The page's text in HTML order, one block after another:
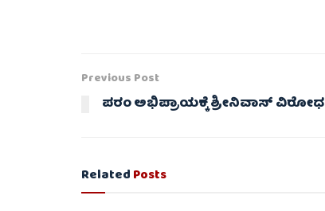
Previous Post
ಪರಂ ಅಭಿಪ್ರಾಯಕ್ಕೆ ಶ್ರೀನಿವಾಸ್‌ ವಿರೋಧ
RelatedPosts